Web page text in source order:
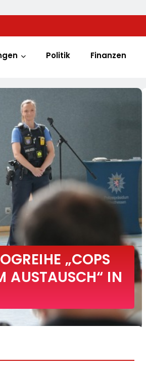
Politik Finanzen
„COPS
AUSTAUSCH“ IN